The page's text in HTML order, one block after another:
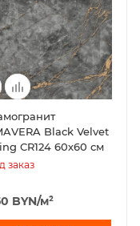
Black Velvet
CR124 60х60 см
заказ
BYN/м²